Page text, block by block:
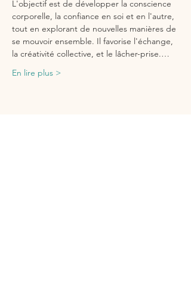
L'objectif est de développer la conscience
corporelle, la confiance en soi et en l'autre,
tout en explorant de nouvelles manières de
se mouvoir ensemble. Il favorise l'échange,
la créativité collective, et le lâcher-prise.…
En lire plus >